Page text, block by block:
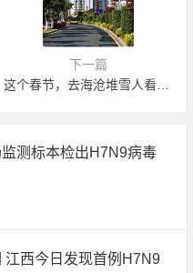
下一篇
这个春节，去海沧堆雪人看花灯赏牡丹
测标本检出H7N9病毒
江西今日发现首例H7N9